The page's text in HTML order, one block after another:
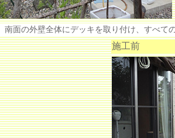
南面の外壁全体にデッキを取り付け、すべて
施工前